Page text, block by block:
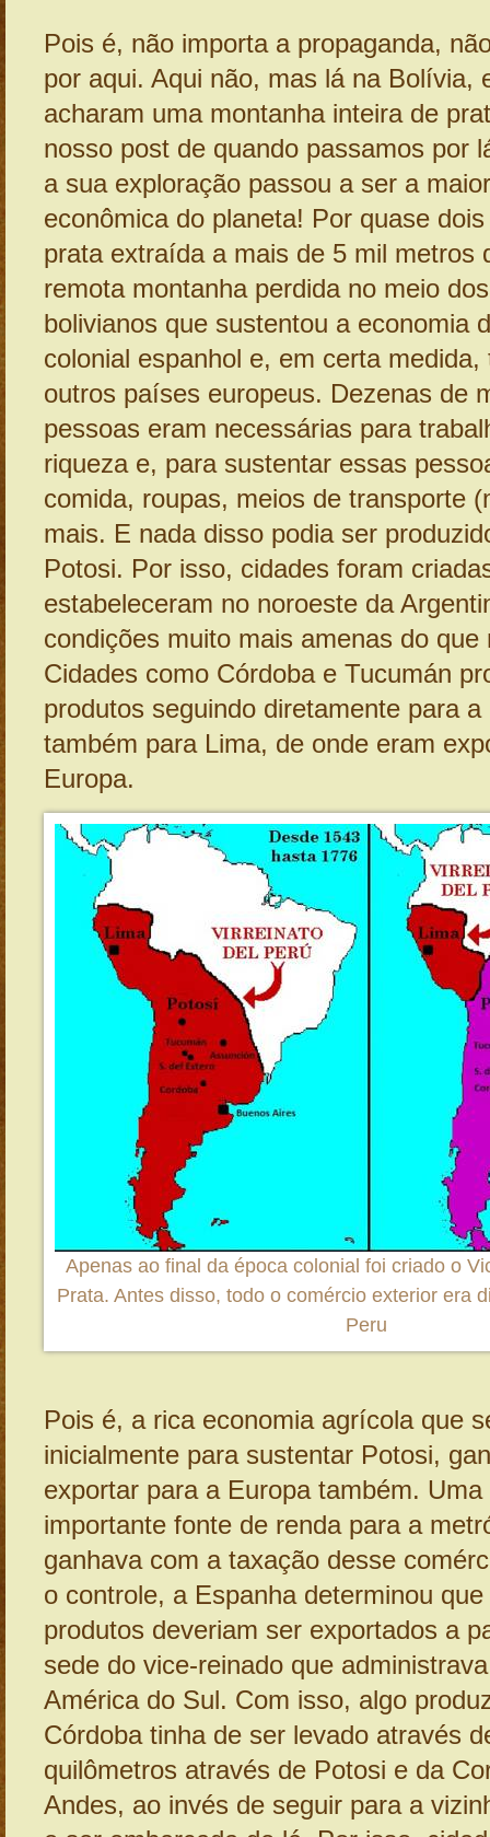
Pois é, não importa a propaganda,
por aqui. Aqui não, mas lá na Bolívia,
acharam uma montanha inteira de
nosso post de quando passamos por
a sua exploração passou a ser a
econômica do planeta! Por quase
prata extraída a mais de 5 mil metros
remota montanha perdida no meio
bolivianos que sustentou a economia
colonial espanhol e, em certa medida,
outros países europeus. Dezenas de
pessoas eram necessárias para
riqueza e, para sustentar essas
comida, roupas, meios de transporte
mais. E nada disso podia ser
Potosi. Por isso, cidades foram
estabeleceram no noroeste da
condições muito mais amenas do que
Cidades como Córdoba e Tucumán
produtos seguindo diretamente para
também para Lima, de onde eram
Europa.
Apenas ao final da época colonial foi criado o
Prata. Antes disso, todo o comércio exterior era
Peru
Pois é, a rica economia agrícola que
inicialmente para sustentar Potosi,
exportar para a Europa também. Uma
importante fonte de renda para a
ganhava com a taxação desse
o controle, a Espanha determinou
produtos deveriam ser exportados a
sede do vice-reinado que
América do Sul. Com isso, algo
Córdoba tinha de ser levado através
quilômetros através de Potosi e da
Andes, ao invés de seguir para a